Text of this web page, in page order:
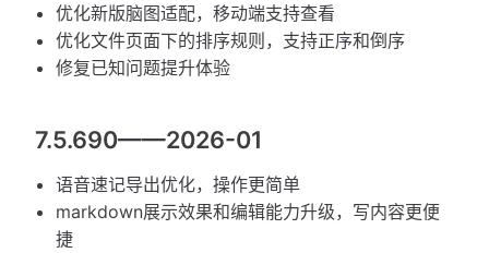
优化新版脑图适配，移动端支持查看
优化文件页面下的排序规则，支持正序和倒序
修复已知问题提升体验
7.5.690——2026-01
语音速记导出优化，操作更简单
markdown展示效果和编辑能力升级，写内容更便
捷